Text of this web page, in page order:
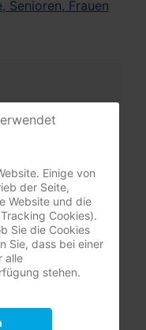
Senioren, Frauen
Einige von
der Seite,
Website und die
Cookies).
Sie die Cookies
Sie, dass bei einer
alle
stehen.